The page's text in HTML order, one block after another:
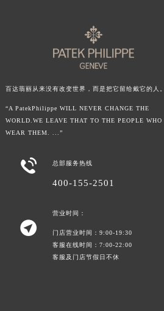
百达翡丽从来没有改变世界，而是把它留给戴它的人。
“A PatekPhilippe WILL NEVER CHANGE THE
WORLD.WE LEAVE THAT TO THE PEOPLE WHO
WEAR THEM. ...”
 总部服务热线
400-155-2501

营业时间：
门店营业时间：9:00-19:30
客服在线时间：7:00-22:00
客服及门店节假日不休